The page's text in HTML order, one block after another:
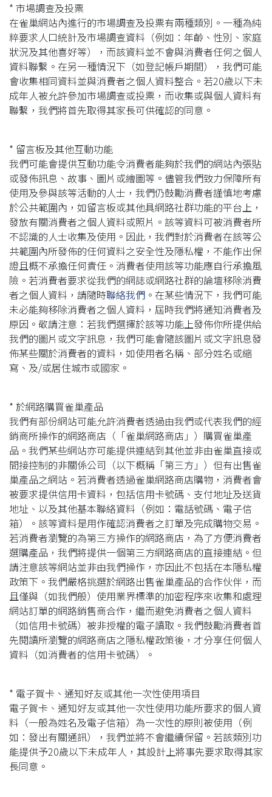
* 市場調查及投票
在雀巢網站內進行的市場調查及投票有兩種類別。一種為純
粹要求人口統計及市場調查資料（例如：年齡、性別、家庭
狀況及其他喜好等），而該資料並不會與消費者任何之個人
資料聯繫。在另一種情況下（如登記帳戶期間），我們可能
會收集相同資料並與消費者之個人資料整合。若20歲以下未
成年人被允許參加市場調查或投票，而收集或與個人資料有
聯繫，我們將首先取得其家長可供確認的同意。
* 留言板及其他互動功能
我們可能會提供互動功能令消費者能夠於我們的網站內張貼
或發佈訊息、故事、圖片或繪圖等。儘管我們致力保障所有
使用及參與該等活動的人士，我們仍鼓勵消費者謹慎地考慮
於公共範圍內，如留言板或其他具網路社群功能的平台上，
發放有關消費者之個人資料或照片。該等資料可被消費者所
不認識的人士收集及使用。因此，我們對於消費者在該等公
共範圍內所發佈的任何資料之安全性及隱私權，不能作出保
證且概不承擔任何責任。消費者使用該等功能應自行承擔風
險。若消費者要求從我們的網誌或網路社群的論壇移除消費
者之個人資料，請隨時聯絡我們 。在某些情況下，我們可能
未必能夠移除消費者之個人資料，屆時我們將通知消費者及
原因。敬請注意：若我們選擇於該等功能上發佈你所提供給
我們的圖片或文字訊息，我們可能會隨該圖片或文字訊息發
佈某些關於消費者的資料，如使用者名稱、部分姓名或縮
寫、及/或居住城市或國家。
* 於網路購買雀巢產品
我們有部份網站可能允許消費者透過由我們或代表我們的經
銷商所操作的網路商店（「雀巢網路商店」）購買雀巢產
品。我們某些網站亦可能提供連結到其他並非由雀巢直接或
間接控制的非關係公司（以下概稱「第三方」）但有出售雀
巢產品之網站。若消費者透過雀巢網路商店購物，消費者會
被要求提供信用卡資料，包括信用卡號碼、支付地址及送貨
地址、以及其他基本聯絡資料（例如：電話號碼、電子信
箱）。該等資料是用作確認消費者之訂單及完成購物交易。
若消費者瀏覽的為第三方操作的網路商店，為了方便消費者
選購產品，我們將提供一個第三方網路商店的直接連結。但
請注意該等網站並非由我們操作，亦因此不包括在本隱私權
政策下。我們嚴格挑選於網路出售雀巢產品的合作伙伴，而
且僅與（如我們般）使用業界標準的加密程序來收集和處理
網站訂單的網路銷售商合作，繼而避免消費者之個人資料
（如信用卡號碼）被非授權的電子讀取。我們鼓勵消費者首
先閱讀所瀏覽的網路商店之隱私權政策後，才分享任何個人
資料（如消費者的信用卡號碼）。
* 電子賀卡、通知好友或其他一次性使用項目
電子賀卡、通知好友或其他一次性使用功能所要求的個人資
料（一般為姓名及電子信箱）為一次性的原則被使用（例
如：發出有關通訊），我們並將不會繼續保留。若該類別功
能提供予20歲以下未成年人，其設計上將事先要求取得其家
長同意。